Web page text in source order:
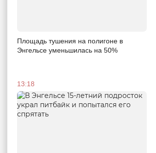
Площадь тушения на полигоне в
Энгельсе уменьшилась на 50%
13:18